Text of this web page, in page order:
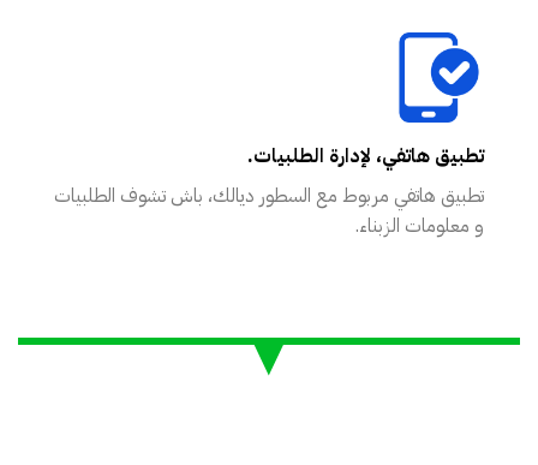
تطبيق هاتفي، لإدارة الطلبيات.
تطبيق هاتفي مربوط مع السطور ديالك، باش تشوف الطلبيات
و معلومات الزبناء.